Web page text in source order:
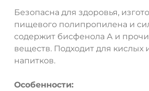
Безопасна для здоровья,
пищевого полипропилена и
содержит бисфенола А и
веществ. Подходит для кислых
напитков.
Особенности: